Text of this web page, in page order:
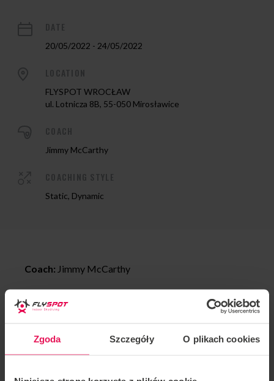
Zgoda Szczegóły O plikach cookies
20/05/2022 - 24/05/2022
FLYSPOT WROCŁAW
ul. Lotnicza 8B, 55-050 Mirosławice
Jimmy McCarthy
Static, Dynamic
Coach: Jimmy McCarthy
Location: Flyspot Wrocław
Proflyers at any level of flying are welcome. If you